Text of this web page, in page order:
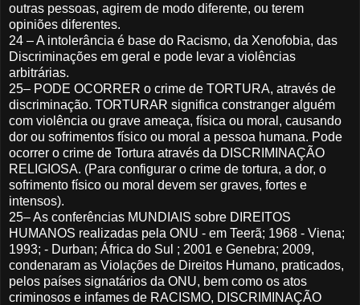
outras pessoas, agirem de modo diferente, ou terem
opiniões diferentes.
24 – A intolerância é base do Racismo, da Xenofobia, das
Discriminações em geral e pode levar a violências
arbitrárias.
25– PODE OCORRER o crime de TORTURA, através de
discriminação. TORTURAR significa constranger alguém
com violência ou grave ameaça, física ou moral, causando
dor ou sofrimentos físico ou moral a pessoa humana. Pode
ocorrer o crime de Tortura através da DISCRIMINAÇÃO
RELIGIOSA. (Para configurar o crime de tortura, a dor, o
sofrimento físico ou moral devem ser graves, fortes e
intensos).
25– As conferências MUNDIAIS sobre DIREITOS
HUMANOS realizadas pela ONU - em Teerã; 1968 - Viena;
1993; - Durban; África do Sul ; 2001 e Genebra; 2009,
condenaram as Violações de Direitos Humano, praticados,
pelos países signatários da ONU, bem como os atos
criminosos e infames de RACISMO, DISCRIMINAÇÃO